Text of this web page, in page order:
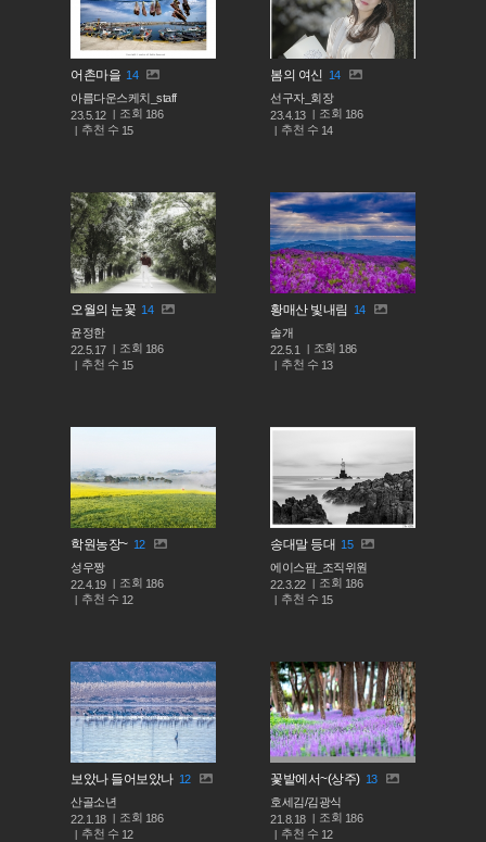
어촌마을 14
아름다운스케치_staff
23.5.12
조회 186
추천 수 15
봄의 여신 14
선구자_회장
23.4.13
조회 186
추천 수 14
오월의 눈꽃 14
윤정한
22.5.17
조회 186
추천 수 15
황매산 빛내림
14
솔개
22.5.1
조회 186
추천 수 13
학원농장~ 12
성우짱
22.4.19
조회 186
추천 수 12
송대말 등대 15
에이스팜_조직위원
22.3.22
조회 186
추천 수 15
보았나 들어보았나 12
산골소년
22.1.18
조회 186
추천 수 12
꽃밭에서~(상주) 13
호세김/김광식
21.8.18
조회 186
추천 수 12